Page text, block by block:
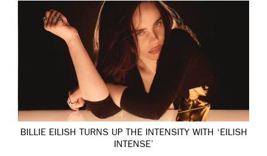
BILLIE EILISH TURNS UP THE INTENSITY WITH ‘EILISH
INTENSE’